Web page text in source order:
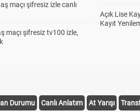
maçı şifresiz izle canlı
maçı şifresiz tv100 izle,
Açık Lise
Kayıt
Durumu Canlı Anlatım At Yarışı